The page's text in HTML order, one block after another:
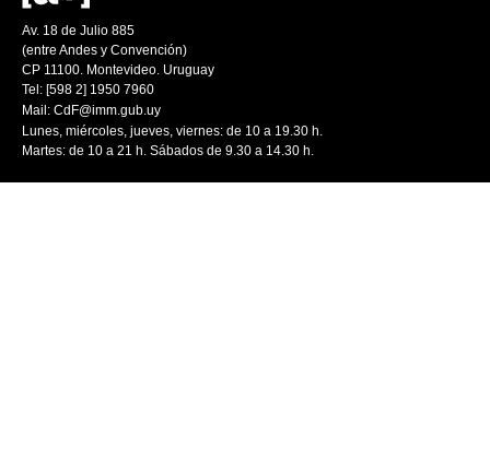
Av. 18 de Julio 885
(entre Andes y Convención)
CP 11100. Montevideo. Uruguay
Tel: [598 2] 1950 7960
Mail: CdF@imm.gub.uy
Lunes, miércoles, jueves, viernes: de 10 a 19.30 h.
Martes: de 10 a 21 h. Sábados de 9.30 a 14.30 h.